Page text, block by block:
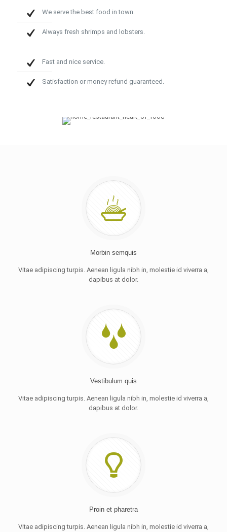
We serve the best food in town.
Always fresh shrimps and lobsters.
Fast and nice service.
Satisfaction or money refund guaranteed.
Morbin semquis
Vitae adipiscing turpis. Aenean ligula nibh in, molestie id viverra a,
dapibus at dolor.
Vestibulum quis
Vitae adipiscing turpis. Aenean ligula nibh in, molestie id viverra a,
dapibus at dolor.
Proin et pharetra
Vitae adipiscing turpis. Aenean ligula nibh in, molestie id viverra a,